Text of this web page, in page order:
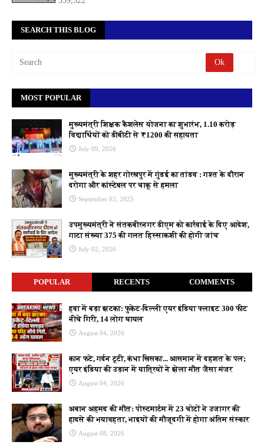
SEARCH THIS BLOG
MOST POPULAR
मुख्यमंत्री शिक्षक कैशलेस योजना का शुभारंभ, 1.10 करोड़
विद्यार्थियों को डीबीटी से ₹1200 की सहायता
July 09, 2026
मुख्यमंत्री के शहर गोरखपुर में गुंडई का तांडव : गश्त के दौरान
दरोगा और कांस्टेबल पर चाकू से हमला
September 02, 2025
उपमुख्यमंत्री ने संतकबीरनगर डीएम को कार्रवाई के दिए आदेश,
गाटा संख्या 375 की गलत हिस्साकशी की होगी जांच
July 02, 2026
POPULAR RECENTS COMMENTS
हवा में बड़ा झटका: फुकेट-दिल्ली एयर इंडिया फ्लाइट 300 फीट
नीचे गिरी, 14 लोग घायल
August 04, 2026
कान फटे, गर्दन टूटी, कंधा खिसका... आसमान में दहशत के पल;
एयर इंडिया की उड़ान में यात्रियों ने झेला मौत जैसा मंजर
August 04, 2026
अबान अहमद की मौत: पोस्टमार्टम में 23 चोटों ने उजागर की
हादसे की भयावहता, भाइयों की मौजूदगी में होगा अंतिम संस्कार
August 08, 2026